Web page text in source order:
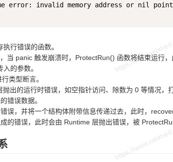
error: invalid memory address or nil
行错误的函数。
当 panic 触发崩溃时，ProtectRun() 函数将结束运行，
的参数。
类型断言。
出的运行时错误，如空指针访问、除数为 0 等情况，
错误数据。
误，并将一个结构体附带信息传递过去，此时，
的错误，此时会由 Runtime 层抛出错误，被